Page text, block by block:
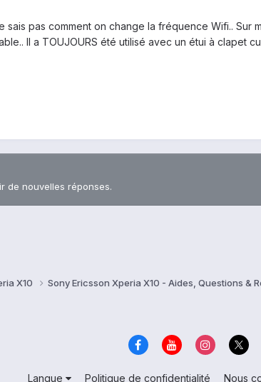
pas comment on change la fréquence Wifi.. Sur
Il a TOUJOURS été utilisé avec un étui à clapet
de nouvelles réponses.
X10
Sony Ericsson Xperia X10 - Aides, Questions &
Langue Politique de confidentialité Nous